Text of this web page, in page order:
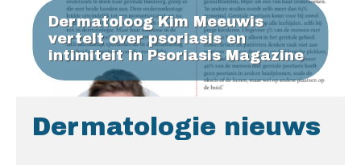
Dermatoloog Kim Meeuwis
vertelt over psoriasis en
intimiteit in Psoriasis Magazine
Dermatologie nieuws